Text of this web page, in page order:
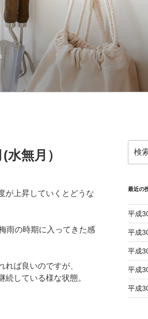
無月）
が上昇していくとどうな
雨の時期に入ってきた感
れば良いのですが、
している様な状態。
索:
最近の
平成
平成
平成
平成
平成